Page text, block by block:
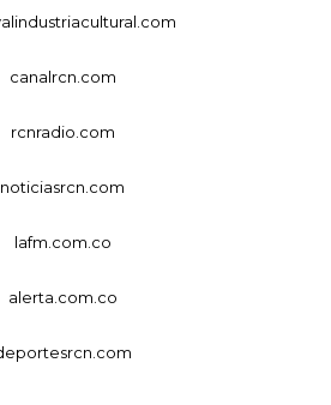
canalrcn.com
rcnradio.com
noticiasrcn.com
lafm.com.co
alerta.com.co